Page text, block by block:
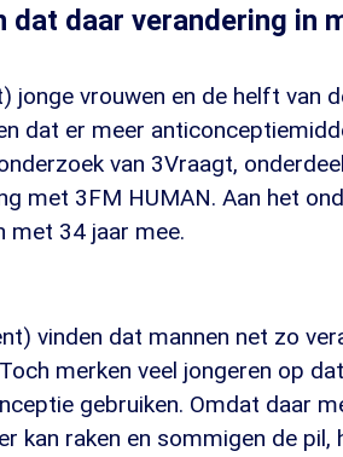
dat daar verandering in
jonge vrouwen en de helft van
dat er meer
van 3Vraagt,
met 3FM HUMAN. Aan het
met 34 jaar mee.
vinden dat mannen net zo
merken veel jongeren op
gebruiken. Omdat daar
kan raken en sommigen de